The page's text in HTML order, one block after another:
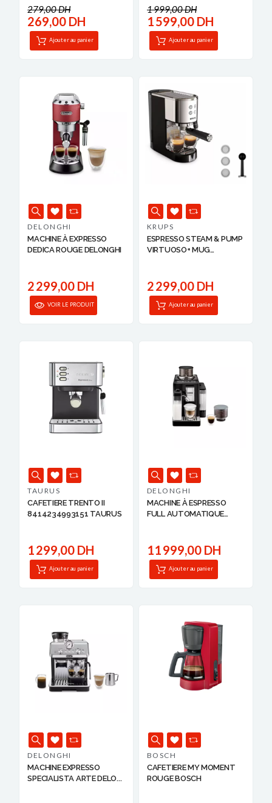
279,00 DH
269,00 DH
Ajouter au panier
1 999,00 DH
1 599,00 DH
Ajouter au panier
DELONGHI
MACHINE À EXPRESSO
DEDICA ROUGE DELONGHI
2 299,00 DH
VOIR LE PRODUIT
KRUPS
ESPRESSO STEAM & PUMP
VIRTUOSO+ MUG
2 299,00 DH
Ajouter au panier
TAURUS
CAFETIERE TRENTO II
8414234993151 TAURUS
1 299,00 DH
Ajouter au panier
DELONGHI
MACHINE À ESPRESSO
FULL AUTOMATIQUE
11 999,00 DH
Ajouter au panier
DELONGHI
MACHINE EXPRESSO
SPECIALISTA ARTE DELO...
BOSCH
CAFETIERE MY MOMENT
ROUGE BOSCH